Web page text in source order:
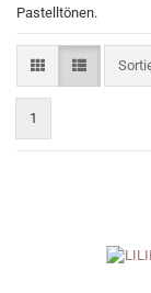
Pastelltönen.
1